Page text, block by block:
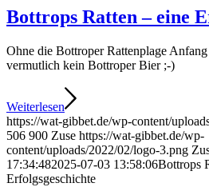
Bottrops Ratten – eine
Ohne die Bottroper Rattenplage Anfang
vermutlich kein Bottroper Bier ;-)
Weiterlesen
https://wat-gibbet.de/wp-content/
506 900 Zuse https://wat-gibbet.de/wp-
content/uploads/2022/02/logo-3.png
17:34:482025-07-03 13:58:06Bottrops
Erfolgsgeschichte